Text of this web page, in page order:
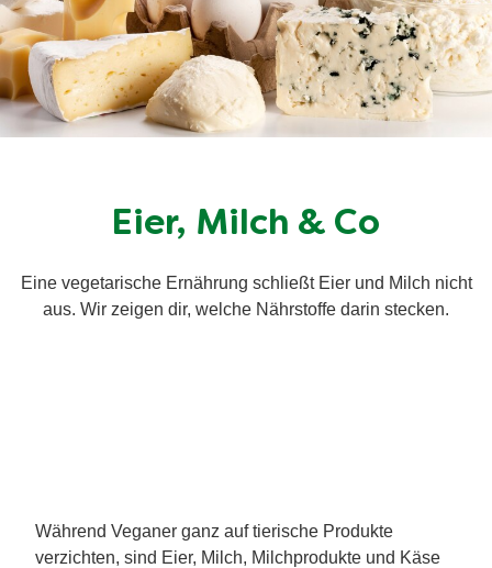
Eier, Milch & Co
Eine vegetarische Ernährung schließt Eier und Milch nicht
aus. Wir zeigen dir, welche Nährstoffe darin stecken.
Während Veganer ganz auf tierische Produkte
verzichten, sind Eier, Milch, Milchprodukte und Käse